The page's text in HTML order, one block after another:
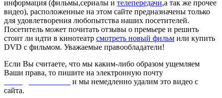
информация (фильмы,сериалы и телепередачи,а так же прочее
видео), расположенные на этом сайте предназначены только
для удовлетворения любопытства наших посетителей.
Посетитель может почитать отзывы о премьере и решить
стоит ли идти в кинотеатр смотреть новый фильм или купить
DVD с фильмом. Уважаемые правообладатели!
Если Вы считаете, что мы каким-либо образом ущемляем
Ваши права, то пишите на электронную почту
и мы немедленно удалим это видео с
сайта.